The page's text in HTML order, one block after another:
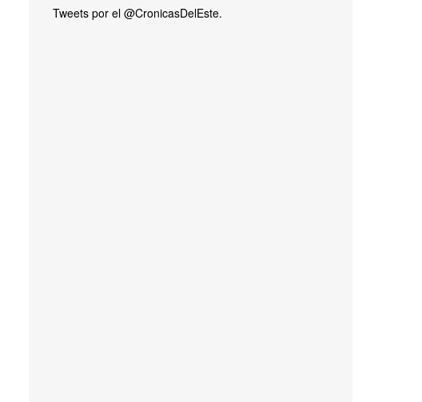
Tweets por el @CronicasDelEste.